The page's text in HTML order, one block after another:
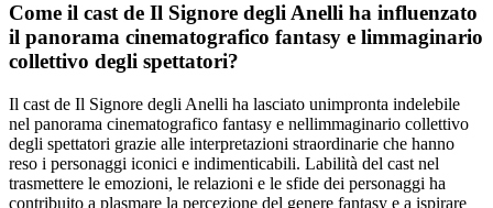
Come il cast de Il Signore degli Anelli ha influenzato
il panorama cinematografico fantasy e limmaginario
collettivo degli spettatori?
Il cast de Il Signore degli Anelli ha lasciato unimpronta indelebile
nel panorama cinematografico fantasy e nellimmaginario collettivo
degli spettatori grazie alle interpretazioni straordinarie che hanno
reso i personaggi iconici e indimenticabili. Labilità del cast nel
trasmettere le emozioni, le relazioni e le sfide dei personaggi ha
contribuito a plasmare la percezione del genere fantasy e a ispirare